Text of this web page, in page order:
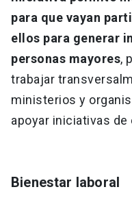
para que vayan
ellos para generar
personas mayores,
trabajar
ministerios y
apoyar iniciativas de
Bienestar laboral